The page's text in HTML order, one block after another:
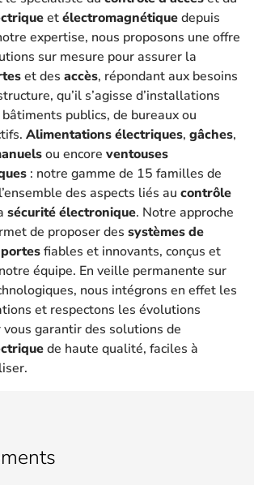
etélectromagnétiquedepuis
expertise, nous proposons une offre
sur mesure pour assurer la
et des accès, répondant aux besoins
qu’il s’agisse d’installations
publics, de bureaux ou
Alimentations électriques, gâches,
ou encore ventouses
: notre gamme de 15 familles de
des aspects liés au contrôle
sécurité électronique. Notre approche
de proposer des systèmes de
fiables et innovants, conçus et
équipe. En veille permanente sur
nous intégrons en effet les
et respectons les évolutions
garantir des solutions de
de haute qualité, faciles à